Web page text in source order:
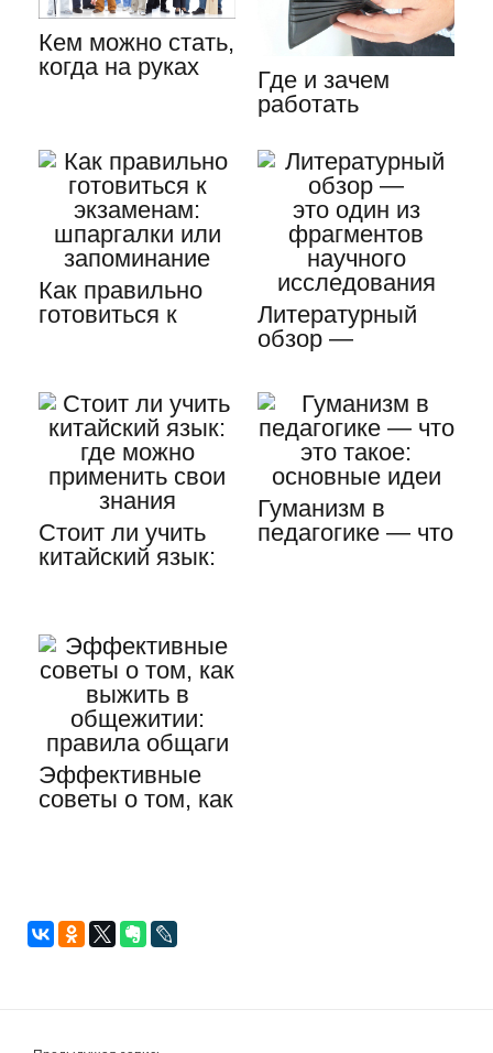
Кем можно стать,
когда на руках
Где и зачем
работать
Как правильно
готовиться к
Литературный
обзор —
фрагментов…
Стоит ли учить
китайский язык:
Гуманизм в
педагогике — что
Эффективные
советы о том, как